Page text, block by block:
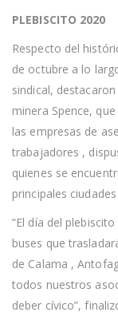
PLEBISCITO 2020
Respecto del
de octubre a lo
sindical,
minera Spence,
las empresas de
trabajadores ,
quienes se
principales
“El día del
buses que
de Calama ,
todos nuestros
deber cívico”,